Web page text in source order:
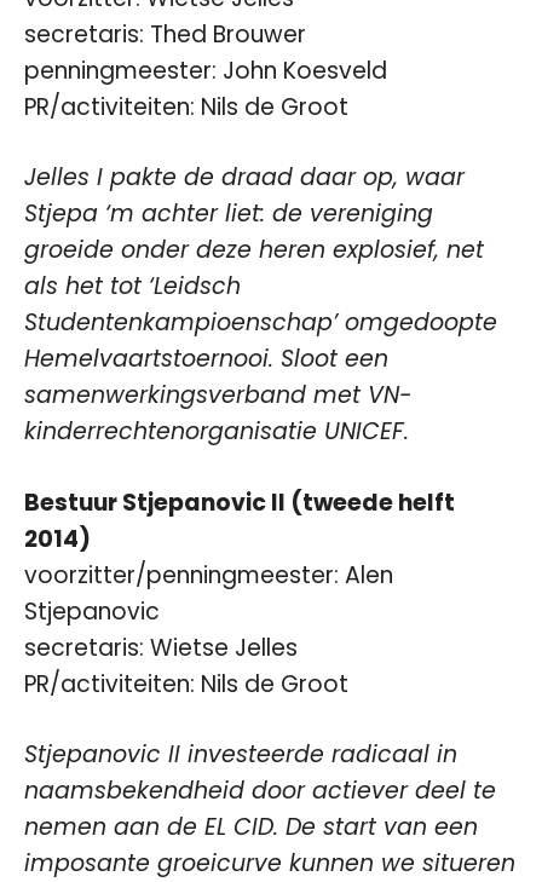
secretaris: Thed Brouwer
penningmeester: John Koesveld
PR/activiteiten: Nils de Groot
Jelles I pakte de draad daar op, waar
Stjepa ‘m achter liet: de vereniging
groeide onder deze heren explosief, net
als het tot ‘Leidsch
Studentenkampioenschap’ omgedoopte
Hemelvaartstoernooi. Sloot een
samenwerkingsverband met VN-
kinderrechtenorganisatie UNICEF.
Bestuur Stjepanovic II (tweede helft
2014)
voorzitter/penningmeester: Alen
Stjepanovic
secretaris: Wietse Jelles
PR/activiteiten: Nils de Groot
Stjepanovic II investeerde radicaal in
naamsbekendheid door actiever deel te
nemen aan de EL CID. De start van een
imposante groeicurve kunnen we situeren